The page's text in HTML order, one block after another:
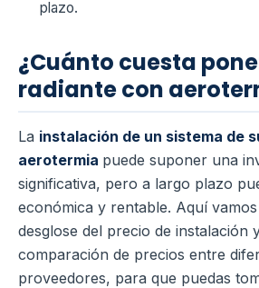
plazo.
¿Cuánto cuesta
radiante con
La instalación de un sistema de
aerotermia puede suponer una
significativa, pero a largo plazo
económica y rentable. Aquí
desglose del precio de instalación
comparación de precios entre
proveedores, para que puedas